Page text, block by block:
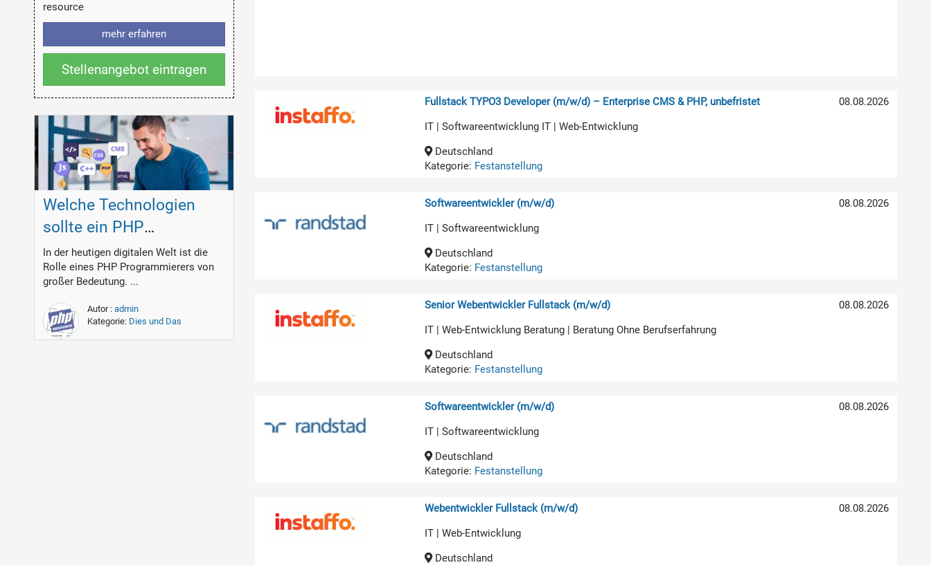
08.08.2026
Fullstack TYPO3 Developer (m/w/d) – Enterprise CMS & PHP, unbefristet
IT | Softwareentwicklung IT | Web-Entwicklung
Deutschland
Kategorie: Festanstellung
08.08.2026
Softwareentwickler (m/w/d)
IT | Softwareentwicklung
Deutschland
Kategorie: Festanstellung
08.08.2026
Senior Webentwickler Fullstack (m/w/d)
IT | Web-Entwicklung Beratung | Beratung Ohne Berufserfahrung
Deutschland
Kategorie: Festanstellung
08.08.2026
Softwareentwickler (m/w/d)
IT | Softwareentwicklung
Deutschland
Kategorie: Festanstellung
08.08.2026
Webentwickler Fullstack (m/w/d)
IT | Web-Entwicklung
Deutschland
resource
mehr erfahren
Stellenangebot eintragen
Welche Technologien
sollte ein PHP
Programmierer
beherrschen?
In der heutigen digitalen Welt ist die
Rolle eines PHP Programmierers von
großer Bedeutung. ...
Autor : admin
Kategorie: Dies und Das